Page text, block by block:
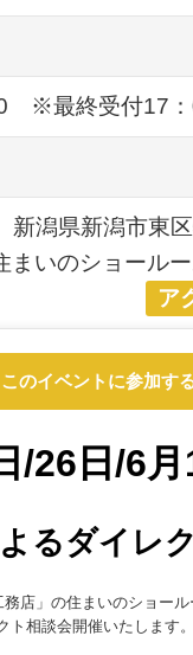
※最終受付17
潟県新潟市東区
いのショール
ア
このイベントに参加す
/26日/6月
るダイレ
店」の住まいのショー
ト相談会開催いたします。